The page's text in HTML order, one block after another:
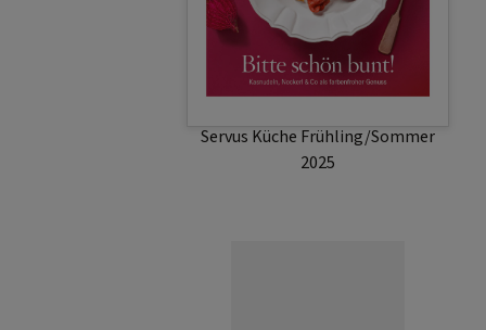
Servus Küche Frühling/Sommer
2025